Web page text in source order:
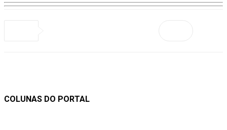
COLUNAS DO PORTAL